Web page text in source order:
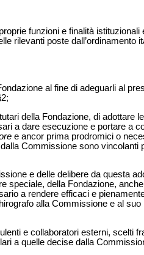
funzioni e finalità istituzionali
rilevanti poste dall’ordinamento
al fine di adeguarli al
della Fondazione, di adottare
a dare esecuzione e portare a
e ancor prima prodromici o
Commissione sono vincolanti
e delle delibere da questa
speciale, della Fondazione,
a rendere efficaci e
alla Commissione e al
e collaboratori esterni, scelti
a quelle decise dalla